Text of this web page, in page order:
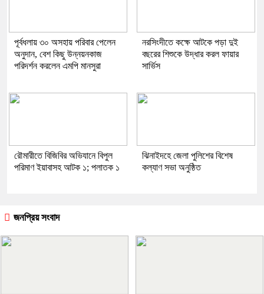
পূর্বধলায় ৩০ অসহায় পরিবার পেলেন
অনুদান, বেশ কিছু উন্নয়নকাজ
পরিদর্শন করলেন এমপি মানসুরা
নরসিংদীতে কক্ষে আটকে পড়া দুই
বছরের শিশুকে উদ্ধার করল ফায়ার
সার্ভিস
রৌমারীতে বিজিবির অভিযানে বিপুল
পরিমাণ ইয়াবাসহ আটক ১; পলাতক ১
ঝিনাইদহে জেলা পুলিশের বিশেষ
কল্যাণ সভা অনুষ্ঠিত
জনপ্রিয় সংবাদ